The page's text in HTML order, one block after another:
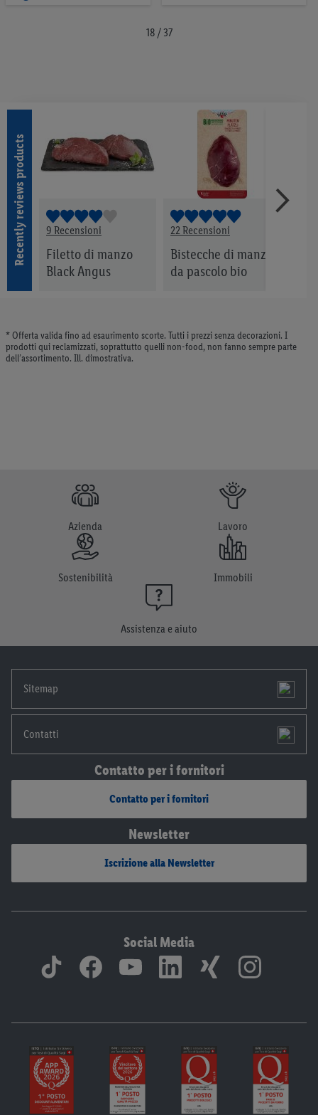
18 / 37
Recently reviews products
di
9 Recensioni
Filetto di manzo
Black Angus
22 Recensioni
Bistecche di manzo
da pascolo bio
* Offerta valida fino ad esaurimento scorte. Tutti i prezzi senza decorazioni. I
prodotti qui reclamizzati, soprattutto quelli non-food, non fanno sempre parte
dell’assortimento. Ill. dimostrativa.
Azienda Lavoro
Sostenibilità Immobili
Assistenza e aiuto
Sitemap
Contatti
Contatto per i fornitori
Contatto per i fornitori
Newsletter
Iscrizione alla Newsletter
Social Media